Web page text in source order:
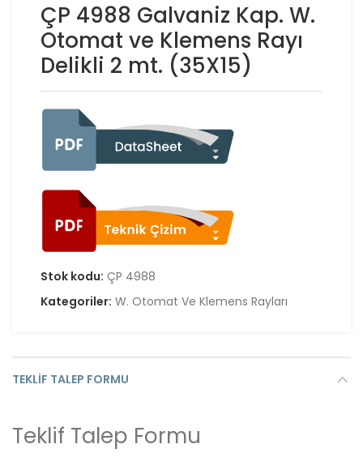
ÇP 4988 Galvaniz Kap. W.
Otomat ve Klemens Rayı
Delikli 2 mt. (35X15)
Stok kodu: ÇP 4988
Kategoriler: W. Otomat Ve Klemens Rayları
TEKLIF TALEP FORMU
Teklif Talep Formu